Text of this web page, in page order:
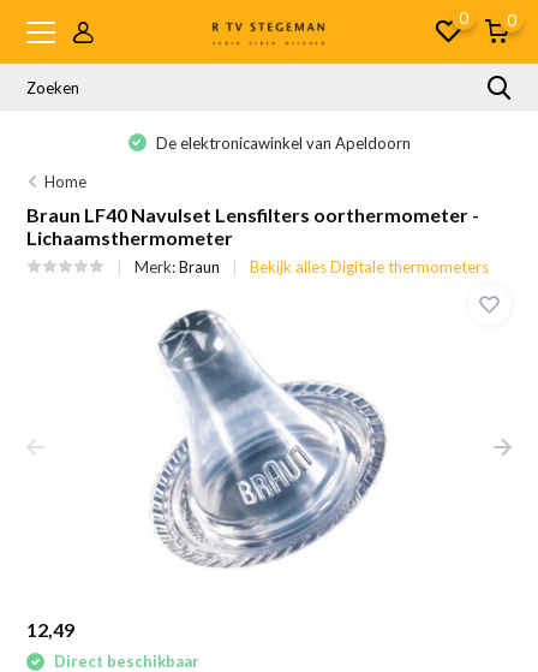
0 0
De elektronicawinkel van Apeldoorn
Home
Braun LF40 Navulset Lensfilters oorthermometer -
Lichaamsthermometer
Merk:Braun Bekijk alles Digitale thermometers
12,49
Direct beschikbaar